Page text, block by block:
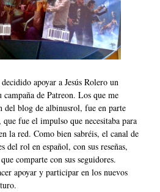
apoyar a Jesús Rolero un
campaña de Patreon. Los que me
del blog de albinusrol, fue en parte
fue el impulso que necesitaba para
la red. Como bien sabréis, el canal de
del rol en español, con sus reseñas,
comparte con sus seguidores.
apoyar y participar en los nuevos